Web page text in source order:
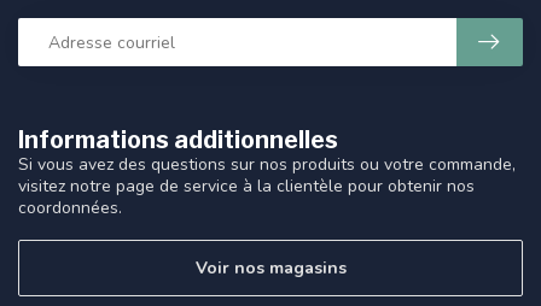
Informations additionnelles
Si vous avez des questions sur nos produits ou votre commande,
visitez notre page de service à la clientèle pour obtenir nos
coordonnées.
Voir nos magasins